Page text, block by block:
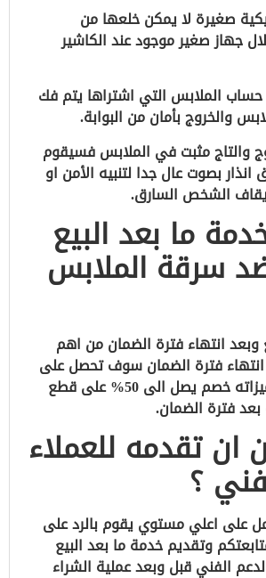
صغيرة لا يمكن خلعها من
جهاز صغير موجود عند الكاشير
الملابس التي اشتراها يتم فك
والخروج بأمان من البوابة.
والتاج مثبت في الملابس فسيقوم
انذار بصوت عال جدا لتنبيه الأمن او
الشخص السارق.
ما بعد البيع
سرقة الملابس
وبعد انتهاء فترة الضمان من اهم
انتهاء فترة الضمان سوف تحصل على
ضمان مجاني ومميزاته خصم يصل الى 50% على قطع
بعد فترة الضمان.
ان تقدمه للعملاء
؟
على اعلي مستوي يقوم بالرد على
وتقديم خدمة ما بعد البيع
الفني قبل وبعد عملية الشراء